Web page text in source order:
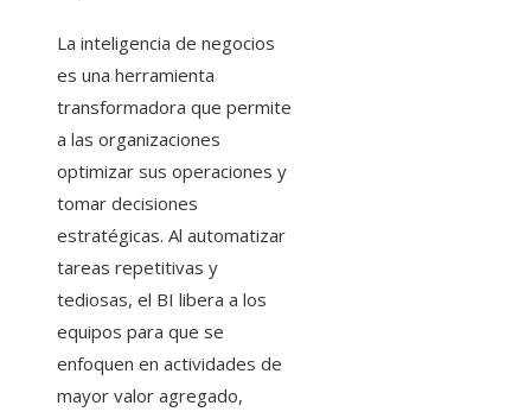
La inteligencia de negocios
es una herramienta
transformadora que permite
a las organizaciones
optimizar sus operaciones y
tomar decisiones
estratégicas. Al automatizar
tareas repetitivas y
tediosas, el BI libera a los
equipos para que se
enfoquen en actividades de
mayor valor agregado,